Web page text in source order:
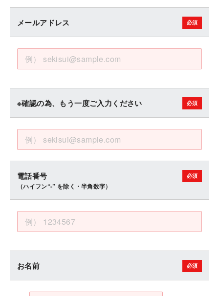
メールアドレス
※確認の為、もう一度ご入力ください
電話番号
（ハイフン“-” を除く・半角数字）
お名前